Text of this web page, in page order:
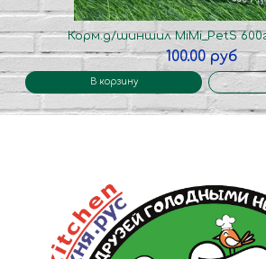
Корм.д/шиншил MiMi_PetS
100.00 руб
В корзину